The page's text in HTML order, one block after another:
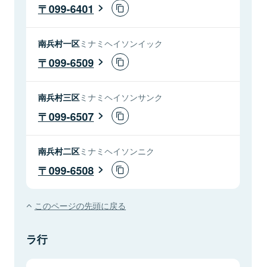
099-6401
南兵村一区ミナミヘイソンイック
099-6509
南兵村三区ミナミヘイソンサンク
099-6507
南兵村二区ミナミヘイソンニク
099-6508
このページの先頭に戻る
ラ行